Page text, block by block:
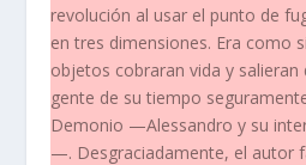
revolución al usar el punto de
en tres dimensiones. Era como
objetos cobraran vida y salieran
gente de su tiempo
Demonio —Alessandro y su
—. Desgraciadamente, el autor